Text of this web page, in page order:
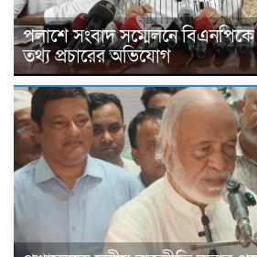
পলাশে সংবাদ সম্মেলনে বিএনপিকে
তথ্য প্রচারের অভিযোগ